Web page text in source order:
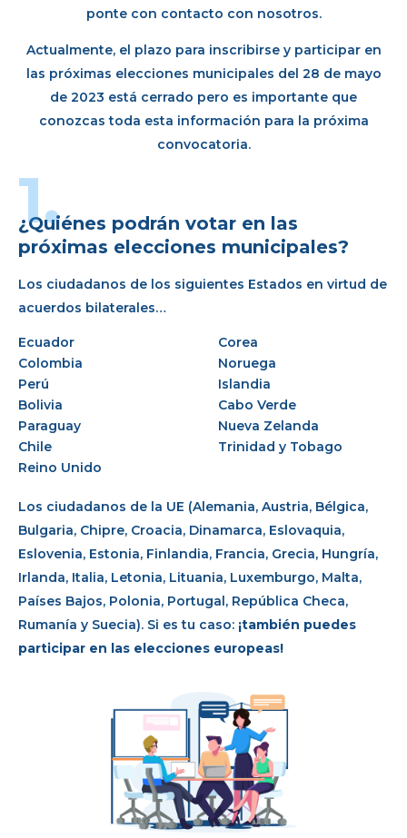
ponte con contacto con nosotros.
Actualmente, el plazo para inscribirse y participar en
las próximas elecciones municipales del 28 de mayo
de 2023 está cerrado pero es importante que
conozcas toda esta información para la próxima
convocatoria.
1.
¿Quiénes podrán votar en las
próximas elecciones municipales?
Los ciudadanos de los siguientes Estados en virtud de
acuerdos bilaterales…
Ecuador
Colombia
Perú
Bolivia
Paraguay
Chile
Reino Unido
Corea
Noruega
Islandia
Cabo Verde
Nueva Zelanda
Trinidad y Tobago
Los ciudadanos de la UE (Alemania, Austria, Bélgica,
Bulgaria, Chipre, Croacia, Dinamarca, Eslovaquia,
Eslovenia, Estonia, Finlandia, Francia, Grecia, Hungría,
Irlanda, Italia, Letonia, Lituania, Luxemburgo, Malta,
Países Bajos, Polonia, Portugal, República Checa,
Rumanía y Suecia). Si es tu caso: ¡también puedes
participar en las elecciones europeas!